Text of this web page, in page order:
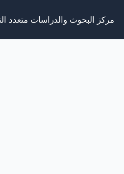
مركز البحوث والدراسات متعدد